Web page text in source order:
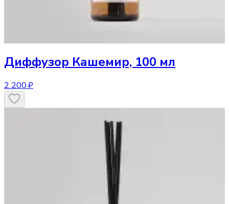
Диффузор Кашемир, 100 мл
2 200 ₽